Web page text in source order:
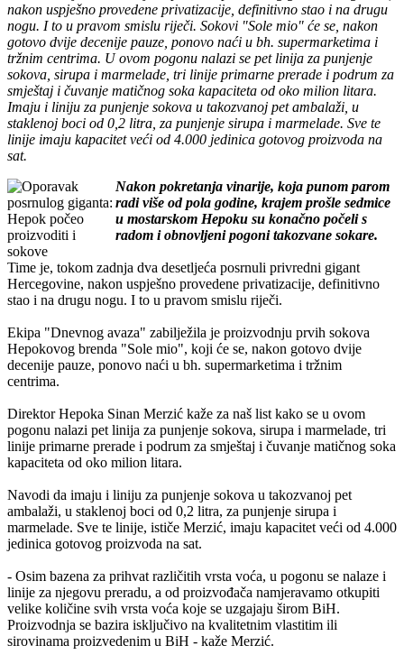
nakon uspješno provedene privatizacije, definitivno stao i na drugu
nogu. I to u pravom smislu riječi. Sokovi "Sole mio" će se, nakon
gotovo dvije decenije pauze, ponovo naći u bh. supermarketima i
tržnim centrima. U ovom pogonu nalazi se pet linija za punjenje
sokova, sirupa i marmelade, tri linije primarne prerade i podrum za
smještaj i čuvanje matičnog soka kapaciteta od oko milion litara.
Imaju i liniju za punjenje sokova u takozvanoj pet ambalaži, u
staklenoj boci od 0,2 litra, za punjenje sirupa i marmelade. Sve te
linije imaju kapacitet veći od 4.000 jedinica gotovog proizvoda na
sat.
Nakon pokretanja vinarije, koja punom parom
radi više od pola godine, krajem prošle sedmice
u mostarskom Hepoku su konačno počeli s
radom i obnovljeni pogoni takozvane sokare.
Time je, tokom zadnja dva desetljeća posrnuli privredni gigant
Hercegovine, nakon uspješno provedene privatizacije, definitivno
stao i na drugu nogu. I to u pravom smislu riječi.
Ekipa "Dnevnog avaza" zabilježila je proizvodnju prvih sokova
Hepokovog brenda "Sole mio", koji će se, nakon gotovo dvije
decenije pauze, ponovo naći u bh. supermarketima i tržnim
centrima.
Direktor Hepoka Sinan Merzić kaže za naš list kako se u ovom
pogonu nalazi pet linija za punjenje sokova, sirupa i marmelade, tri
linije primarne prerade i podrum za smještaj i čuvanje matičnog soka
kapaciteta od oko milion litara.
Navodi da imaju i liniju za punjenje sokova u takozvanoj pet
ambalaži, u staklenoj boci od 0,2 litra, za punjenje sirupa i
marmelade. Sve te linije, ističe Merzić, imaju kapacitet veći od 4.000
jedinica gotovog proizvoda na sat.
- Osim bazena za prihvat različitih vrsta voća, u pogonu se nalaze i
linije za njegovu preradu, a od proizvođača namjeravamo otkupiti
velike količine svih vrsta voća koje se uzgajaju širom BiH.
Proizvodnja se bazira isključivo na kvalitetnim vlastitim ili
sirovinama proizvedenim u BiH - kaže Merzić.